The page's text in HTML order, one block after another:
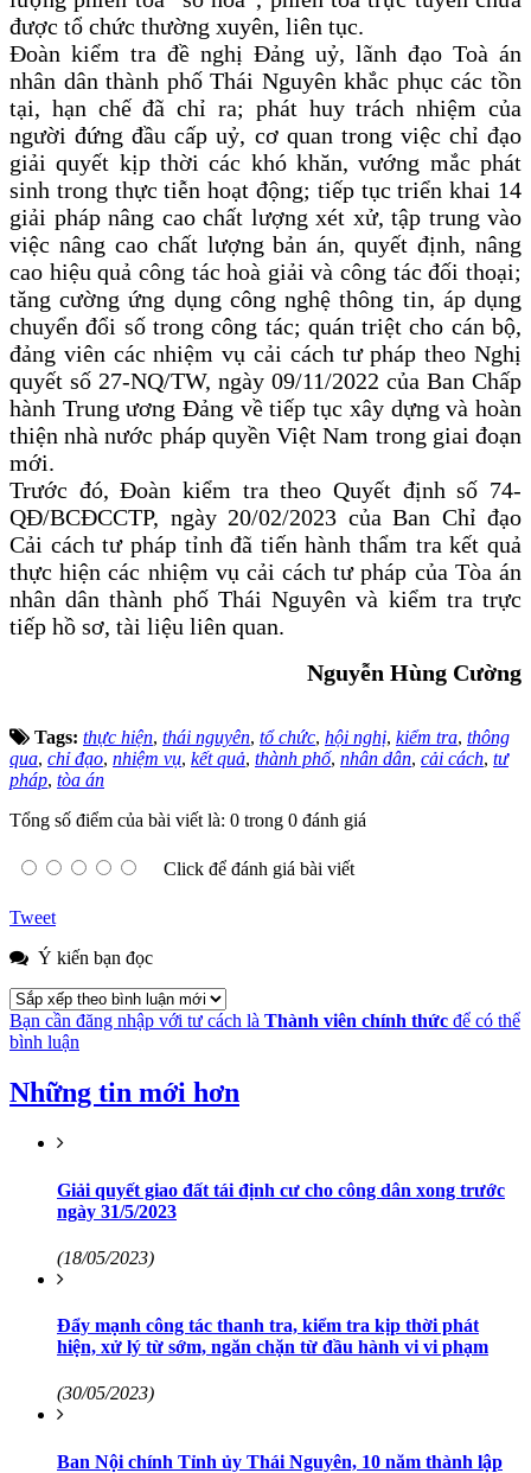
được tổ chức thường xuyên, liên tục.
Đoàn kiểm tra đề nghị Đảng uỷ, lãnh đạo Toà án
nhân dân thành phố Thái Nguyên khắc phục các tồn
tại, hạn chế đã chỉ ra; phát huy trách nhiệm của
người đứng đầu cấp uỷ, cơ quan trong việc chỉ đạo
giải quyết kịp thời các khó khăn, vướng mắc phát
sinh trong thực tiễn hoạt động; tiếp tục triển khai 14
giải pháp nâng cao chất lượng xét xử, tập trung vào
việc nâng cao chất lượng bản án, quyết định, nâng
cao hiệu quả công tác hoà giải và công tác đối thoại;
tăng cường ứng dụng công nghệ thông tin, áp dụng
chuyển đổi số trong công tác; quán triệt cho cán bộ,
đảng viên các nhiệm vụ cải cách tư pháp theo Nghị
quyết số 27-NQ/TW, ngày 09/11/2022 của Ban Chấp
hành Trung ương Đảng về tiếp tục xây dựng và hoàn
thiện nhà nước pháp quyền Việt Nam trong giai đoạn
mới.
Trước đó, Đoàn kiểm tra theo Quyết định số 74-
QĐ/BCĐCCTP, ngày 20/02/2023 của Ban Chỉ đạo
Cải cách tư pháp tỉnh đã tiến hành thẩm tra kết quả
thực hiện các nhiệm vụ cải cách tư pháp của Tòa án
nhân dân thành phố Thái Nguyên và kiểm tra trực
tiếp hồ sơ, tài liệu liên quan.
Nguyễn Hùng Cường
Tags: thực hiện, thái nguyên, tổ chức, hội nghị, kiểm tra, thông
qua, chỉ đạo, nhiệm vụ, kết quả, thành phố, nhân dân, cải cách, tư
pháp, tòa án
Tổng số điểm của bài viết là: 0 trong 0 đánh giá
Click để đánh giá bài viết
Tweet
Ý kiến bạn đọc
Bạn cần đăng nhập với tư cách là Thành viên chính thức để có thể
bình luận
Những tin mới hơn
Giải quyết giao đất tái định cư cho công dân xong trước
ngày 31/5/2023
(18/05/2023)
Đẩy mạnh công tác thanh tra, kiểm tra kịp thời phát
hiện, xử lý từ sớm, ngăn chặn từ đầu hành vi vi phạm
(30/05/2023)
Ban Nội chính Tỉnh ủy Thái Nguyên, 10 năm thành lập